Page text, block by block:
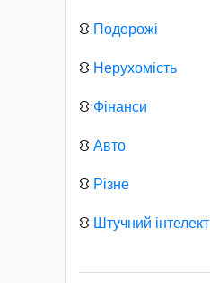
⛻ Подорожі
⛻ Нерухомість
⛻ Фінанси
⛻ Авто
⛻ Різне
⛻ Штучний інтелект